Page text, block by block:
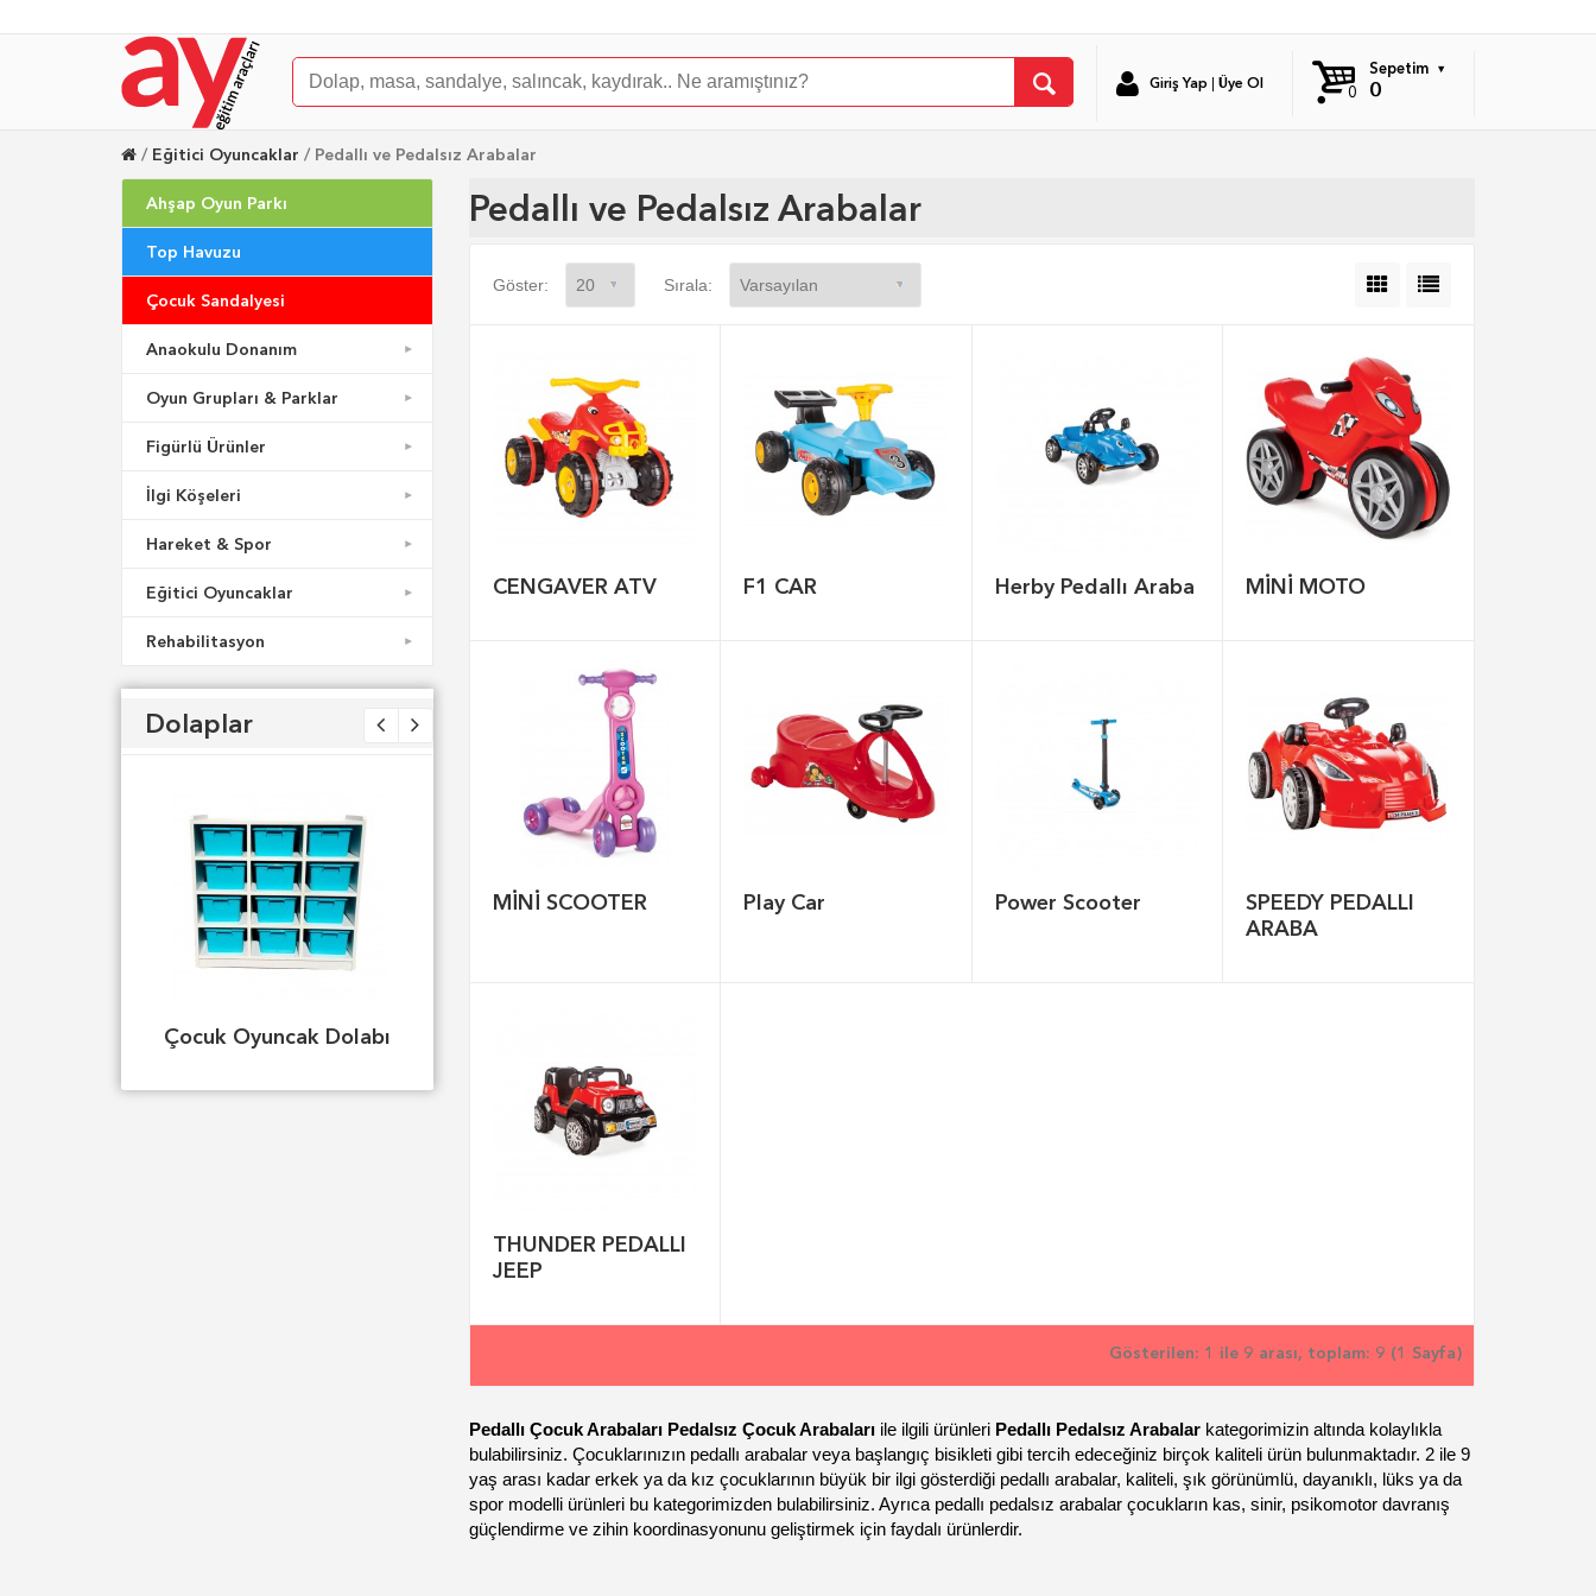
Giriş Yap Üye Ol
Sepetim
0
0
Eğitici Oyuncaklar Pedallı ve Pedalsız Arabalar
Ahşap Oyun Parkı
Top Havuzu
Çocuk Sandalyesi
Anaokulu Donanım
Oyun Grupları & Parklar
Figürlü Ürünler
İlgi Köşeleri
Hareket & Spor
Eğitici Oyuncaklar
Rehabilitasyon
Dolaplar
Çocuk Oyuncak Dolabı
Dolap
Pedallı ve Pedalsız Arabalar
Göster: Sırala:
CENGAVER ATV F1 CAR Herby Pedallı Araba MİNİ MOTO
MİNİ SCOOTER Play Car Power Scooter
SPEEDY PEDALLI
ARABA
THUNDER PEDALLI
JEEP
Gösterilen: 1 ile 9 arası, toplam: 9 (1 Sayfa)
Pedallı Çocuk Arabaları Pedalsız Çocuk Arabaları ile ilgili ürünleri Pedallı Pedalsız Arabalarkategorimizin altında kolaylıkla
bulabilirsiniz. Çocuklarınızın pedallı arabalar veya başlangıç bisikleti gibi tercih edeceğiniz birçok kaliteli ürün bulunmaktadır. 2 ile 9
yaş arası kadar erkek ya da kız çocuklarının büyük bir ilgi gösterdiği pedallı arabalar, kaliteli, şık görünümlü, dayanıklı, lüks ya da
spor modelli ürünleri bu kategorimizden bulabilirsiniz. Ayrıca pedallı pedalsız arabalar çocukların kas, sinir, psikomotor davranış
güçlendirme ve zihin koordinasyonunu geliştirmek için faydalı ürünlerdir.